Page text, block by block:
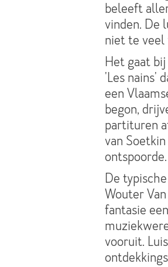
beleeft
vinden. De
niet te veel
Het gaat
'Les nains'
een
begon,
partituren
van
ontspoorde.
De
Wouter
fantasie
vooruit.